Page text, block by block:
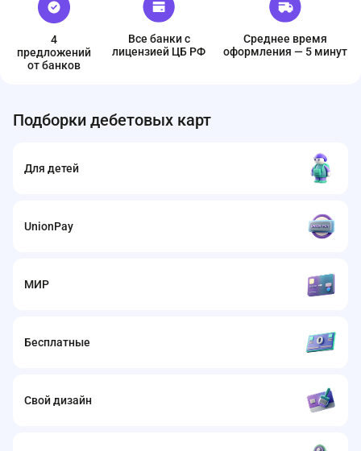
4
предложений
от банков
Все банки с
лицензией ЦБ РФ
Среднее время
оформления — 5 минут
Подборки дебетовых карт
Для детей
UnionPay
МИР
Бесплатные
Свой дизайн